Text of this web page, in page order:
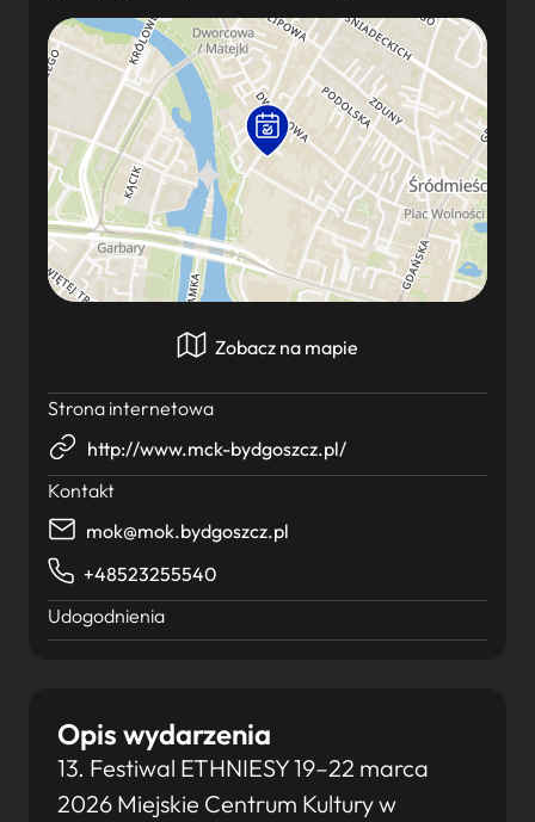
Opis wydarzenia
13. Festiwal ETHNIESY 19–22 marca
2026 Miejskie Centrum Kultury w
Zobacz na mapie
Strona internetowa
http://www.mck-bydgoszcz.pl/
Kontakt
mok@mok.bydgoszcz.pl
+48523255540
Udogodnienia